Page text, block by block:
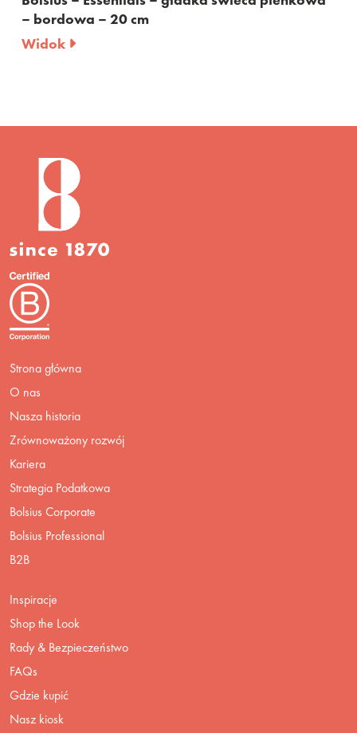
– 20 cm
Strona główna
O nas
Nasza historia
Zrównoważony rozwój
Kariera
Strategia Podatkowa
Bolsius Corporate
Bolsius Professional
B2B
Inspiracje
Shop the Look
Rady & Bezpieczeństwo
FAQs
Gdzie kupić
Nasz kiosk